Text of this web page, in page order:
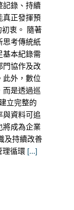
記錄、持續
真正發揮預
衷。 隨著
思考傳統紙
基本紀錄需
門協作及改
此外，數位
而是透過巡
立完整的
與資料可追
將成為企業
及持續改善
理循環 [...]